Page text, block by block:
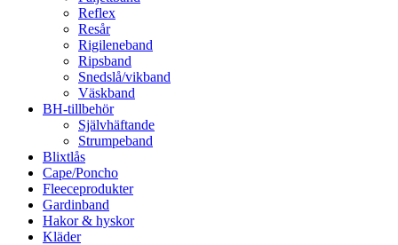
Reflex
Resår
Rigileneband
Ripsband
Snedslå/vikband
Väskband
BH-tillbehör
Självhäftande
Strumpeband
Blixtlås
Cape/Poncho
Fleeceprodukter
Gardinband
Hakor & hyskor
Kläder